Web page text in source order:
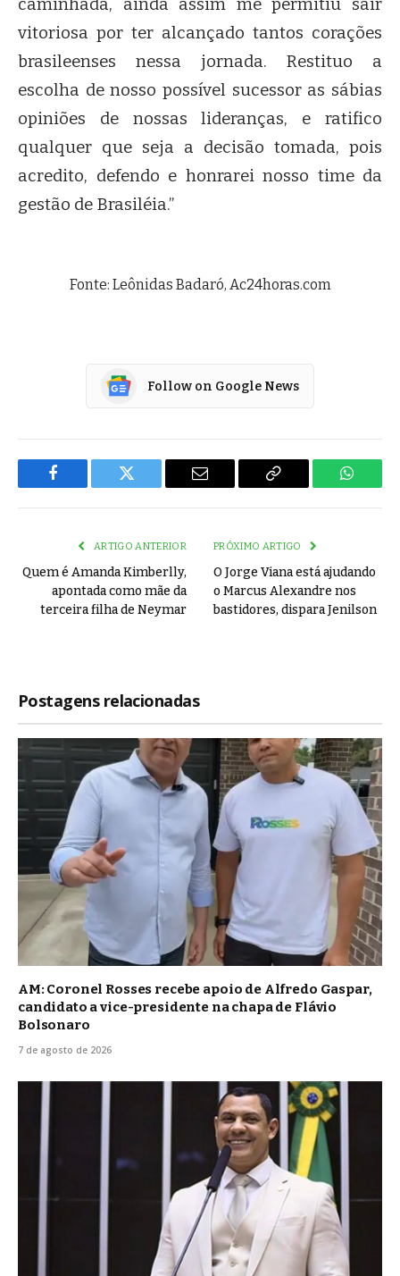
caminhada, ainda assim me permitiu sair
vitoriosa por ter alcançado tantos corações
brasileenses nessa jornada. Restituo a
escolha de nosso possível sucessor as sábias
opiniões de nossas lideranças, e ratifico
qualquer que seja a decisão tomada, pois
acredito, defendo e honrarei nosso time da
gestão de Brasiléia.”
Fonte: Leônidas Badaró, Ac24horas.com
Follow on Google News
Facebook Twitter Email
Copy
ARTIGO ANTERIOR
Quem é Amanda Kimberlly,
apontada como mãe da
terceira filha de Neymar
PRÓXIMO ARTIGO
O Jorge Viana está ajudando
o Marcus Alexandre nos
bastidores, dispara Jenilson
Postagens relacionadas
AM: Coronel Rosses recebe apoio de Alfredo Gaspar,
candidato a vice-presidente na chapa de Flávio
Bolsonaro
7 de agosto de 2026